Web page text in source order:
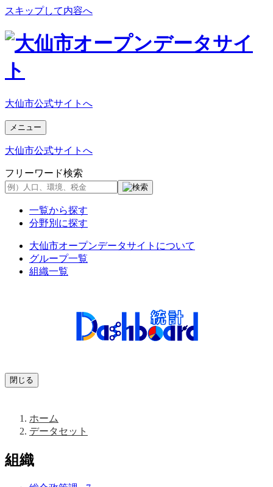
スキップして内容へ
大仙市公式サイトへ
メニュー
大仙市公式サイトへ
フリーワード検索
一覧から探す
分野別に探す
大仙市オープンデータサイトについて
グループ一覧
組織一覧
閉じる
ホーム
データセット
組織